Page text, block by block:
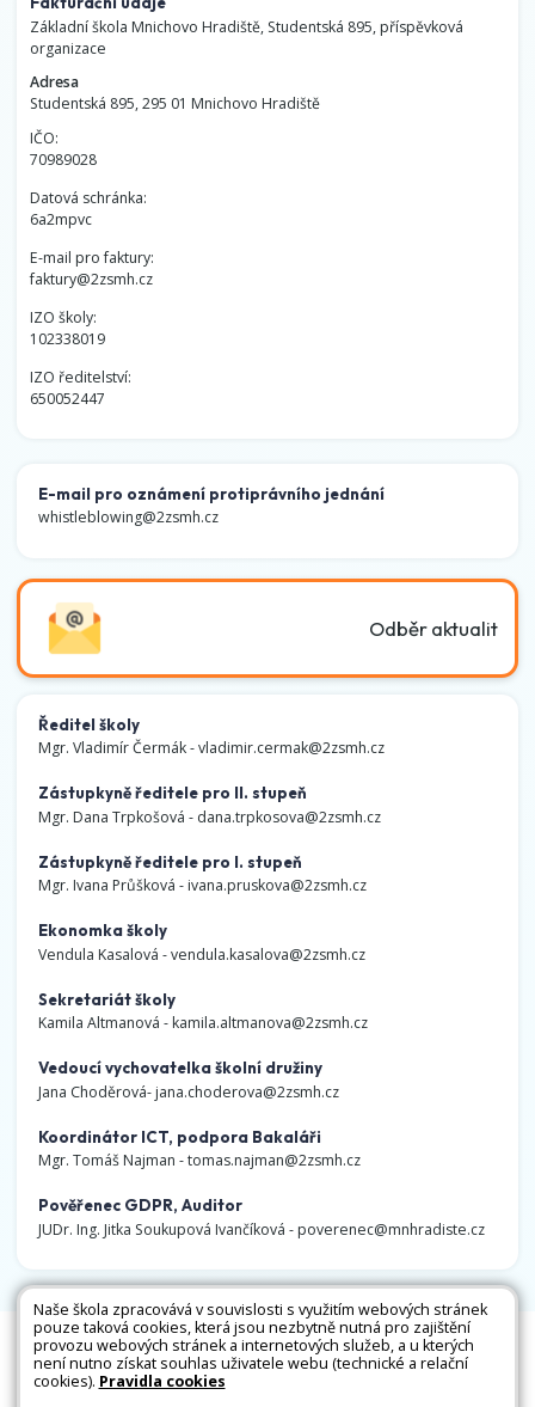
Základní škola Mnichovo Hradiště, Studentská 895, příspěvková
organizace
Adresa
Studentská 895, 295 01 Mnichovo Hradiště
IČO:
70989028
Datová schránka:
6a2mpvc
E-mail pro faktury:
faktury@2zsmh.cz
IZO školy:
102338019
IZO ředitelství:
650052447
E-mail pro oznámení protiprávního jednání
whistleblowing@2zsmh.cz
Odběr aktualit
Ředitel školy
Mgr. Vladimír Čermák -vladimir.cermak@2zsmh.cz
Zástupkyně ředitele pro II. stupeň
Mgr. Dana Trpkošová - dana.trpkosova@2zsmh.cz
Zástupkyně ředitele pro I. stupeň
Mgr. Ivana Průšková -ivana.pruskova@2zsmh.cz
Ekonomka školy
Vendula Kasalová -vendula.kasalova@2zsmh.cz
Sekretariát školy
Kamila Altmanová -kamila.altmanova@2zsmh.cz
Vedoucí vychovatelka školní družiny
Jana Choděrová-jana.choderova@2zsmh.cz
Koordinátor ICT, podpora Bakaláři
Mgr. Tomáš Najman -tomas.najman@2zsmh.cz
Pověřenec GDPR, Auditor
JUDr. Ing. Jitka Soukupová Ivančíková -poverenec@mnhradiste.cz
Všechna práva vyhrazena. Copyright © 2026 |
Mapa stránek|Kontakty|Přihlásit|Prohlášení
o přístupnosti|
Naše škola zpracovává v souvislosti s využitím webových stránek
pouze taková cookies, která jsou nezbytně nutná pro zajištění
provozu webových stránek a internetových služeb, a u kterých
není nutno získat souhlas uživatele webu (technické a relační
cookies). Pravidla cookies